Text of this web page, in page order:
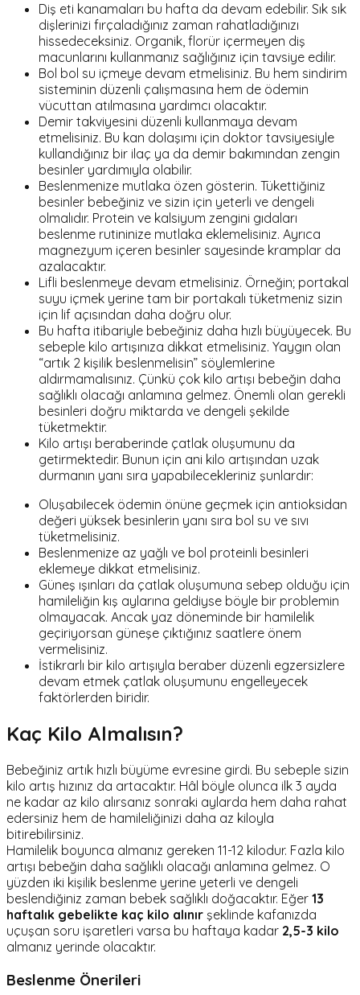
Diş eti kanamaları bu hafta da devam edebilir. Sık sık
dişlerinizi fırçaladığınız zaman rahatladığınızı
hissedeceksiniz. Organik, florür içermeyen diş
macunlarını kullanmanız sağlığınız için tavsiye edilir.
Bol bol su içmeye devam etmelisiniz. Bu hem sindirim
sisteminin düzenli çalışmasına hem de ödemin
vücuttan atılmasına yardımcı olacaktır.
Demir takviyesini düzenli kullanmaya devam
etmelisiniz. Bu kan dolaşımı için doktor tavsiyesiyle
kullandığınız bir ilaç ya da demir bakımından zengin
besinler yardımıyla olabilir.
Beslenmenize mutlaka özen gösterin. Tükettiğiniz
besinler bebeğiniz ve sizin için yeterli ve dengeli
olmalıdır. Protein ve kalsiyum zengini gıdaları
beslenme rutininize mutlaka eklemelisiniz. Ayrıca
magnezyum içeren besinler sayesinde kramplar da
azalacaktır.
Lifli beslenmeye devam etmelisiniz. Örneğin; portakal
suyu içmek yerine tam bir portakalı tüketmeniz sizin
için lif açısından daha doğru olur.
Bu hafta itibariyle bebeğiniz daha hızlı büyüyecek. Bu
sebeple kilo artışınıza dikkat etmelisiniz. Yaygın olan
“artık 2 kişilik beslenmelisin” söylemlerine
aldırmamalısınız. Çünkü çok kilo artışı bebeğin daha
sağlıklı olacağı anlamına gelmez. Önemli olan gerekli
besinleri doğru miktarda ve dengeli şekilde
tüketmektir.
Kilo artışı beraberinde çatlak oluşumunu da
getirmektedir. Bunun için ani kilo artışından uzak
durmanın yanı sıra yapabilecekleriniz şunlardır:
Oluşabilecek ödemin önüne geçmek için antioksidan
değeri yüksek besinlerin yanı sıra bol su ve sıvı
tüketmelisiniz.
Beslenmenize az yağlı ve bol proteinli besinleri
eklemeye dikkat etmelisiniz.
Güneş ışınları da çatlak oluşumuna sebep olduğu için
hamileliğin kış aylarına geldiyse böyle bir problemin
olmayacak. Ancak yaz döneminde bir hamilelik
geçiriyorsan güneşe çıktığınız saatlere önem
vermelisiniz.
İstikrarlı bir kilo artışıyla beraber düzenli egzersizlere
devam etmek çatlak oluşumunu engelleyecek
faktörlerden biridir.
Kaç Kilo Almalısın?
Bebeğiniz artık hızlı büyüme evresine girdi. Bu sebeple sizin
kilo artış hızınız da artacaktır. Hâl böyle olunca ilk 3 ayda
ne kadar az kilo alırsanız sonraki aylarda hem daha rahat
edersiniz hem de hamileliğinizi daha az kiloyla
bitirebilirsiniz.
Hamilelik boyunca almanız gereken 11-12 kilodur. Fazla kilo
artışı bebeğin daha sağlıklı olacağı anlamına gelmez. O
yüzden iki kişilik beslenme yerine yeterli ve dengeli
beslendiğiniz zaman bebek sağlıklı doğacaktır. Eğer 13
haftalık gebelikte kaç kilo alınır şeklinde kafanızda
uçuşan soru işaretleri varsa bu haftaya kadar 2,5-3 kilo
almanız yerinde olacaktır.
Beslenme Önerileri